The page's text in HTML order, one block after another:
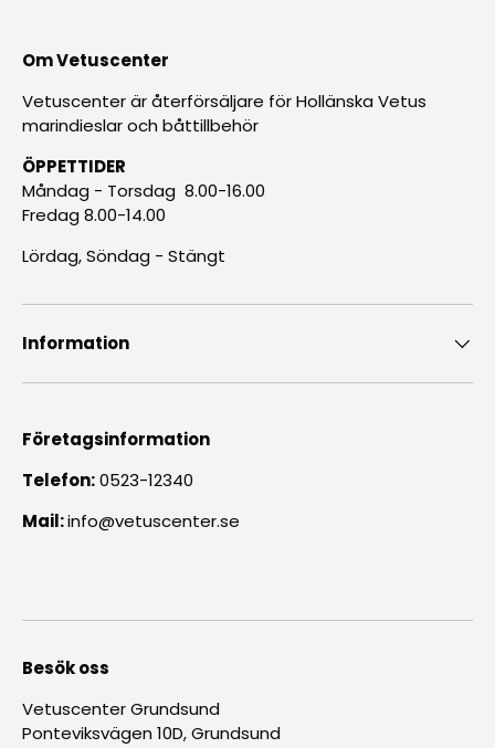
Om Vetuscenter
Vetuscenter är återförsäljare för Hollänska Vetus
marindieslar och båttillbehör
ÖPPETTIDER
Måndag - Torsdag 8.00-16.00
Fredag 8.00-14.00
Lördag, Söndag - Stängt
Information
Företagsinformation
Telefon:0523-12340
Mail:info@vetuscenter.se
Besök oss
Vetuscenter Grundsund
Ponteviksvägen 10D, Grundsund